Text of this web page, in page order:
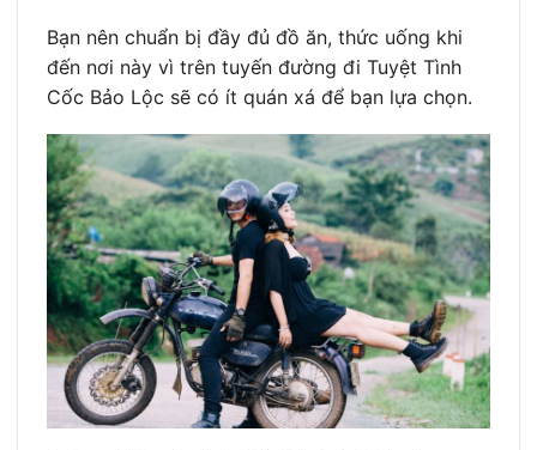
Bạn nên chuẩn bị đầy đủ đồ ăn, thức uống khi
đến nơi này vì trên tuyến đường đi Tuyệt Tình
Cốc Bảo Lộc sẽ có ít quán xá để bạn lựa chọn.